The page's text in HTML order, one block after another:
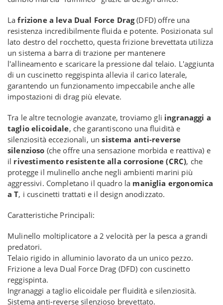
Lafrizione a leva Dual Force Drag(DFD) offre una
resistenza incredibilmente fluida e potente. Posizionata sul
lato destro del rocchetto, questa frizione brevettata utilizza
un sistema a barra di trazione per mantenere
l'allineamento e scaricare la pressione dal telaio. L'aggiunta
di un cuscinetto reggispinta allevia il carico laterale,
garantendo un funzionamento impeccabile anche alle
impostazioni di drag più elevate.
Tra le altre tecnologie avanzate, troviamo gli ingranaggi a
taglio elicoidale, che garantiscono una fluidità e
silenziosità eccezionali, unsistema anti-reverse
silenzioso (che offre una sensazione morbida e reattiva) e
il rivestimento resistente alla corrosione (CRC), che
protegge il mulinello anche negli ambienti marini più
aggressivi. Completano il quadro la maniglia ergonomica
a T, i cuscinetti trattati e il design anodizzato.
Caratteristiche Principali:
Mulinello moltiplicatore a 2 velocità per la pesca a grandi
predatori.
Telaio rigido in alluminio lavorato da un unico pezzo.
Frizione a leva Dual Force Drag (DFD) con cuscinetto
reggispinta.
Ingranaggi a taglio elicoidale per fluidità e silenziosità.
Sistema anti-reverse silenzioso brevettato.